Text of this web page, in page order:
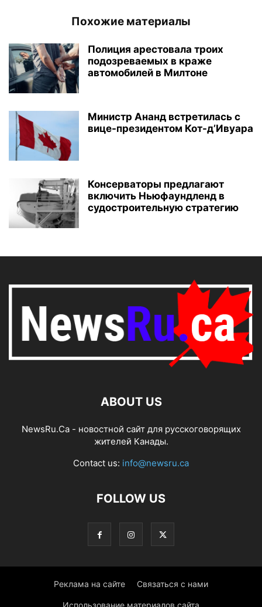
Похожие материалы
Полиция арестовала троих
подозреваемых в краже
автомобилей в Милтоне
Министр Ананд встретилась с
вице-президентом Кот-д’Ивуара
Консерваторы предлагают
включить Ньюфаундленд в
судостроительную стратегию
ABOUT US
NewsRu.Ca - новостной сайт для русскоговорящих
жителей Канады.
Contact us: info@newsru.ca
FOLLOW US
Реклама на сайте Связаться с нами
Использование материалов сайта